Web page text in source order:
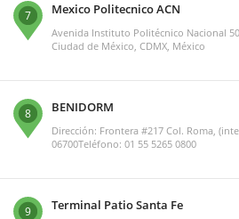
7 Mexico Politecnico ACN
Avenida Instituto Politécnico Nacional
Ciudad de México, CDMX, México
8 BENIDORM
Dirección: Frontera #217 Col. Roma,
06700Teléfono: 01 55 5265 0800
9 Terminal Patio Santa Fe